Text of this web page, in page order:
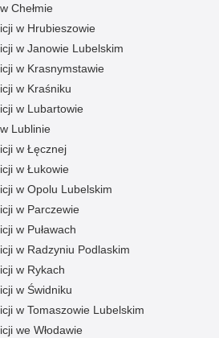
Chełmie
w Hrubieszowie
w Janowie Lubelskim
w Krasnymstawie
w Kraśniku
w Lubartowie
Lublinie
w Łęcznej
w Łukowie
w Opolu Lubelskim
w Parczewie
w Puławach
w Radzyniu Podlaskim
w Rykach
w Świdniku
w Tomaszowie Lubelskim
we Włodawie